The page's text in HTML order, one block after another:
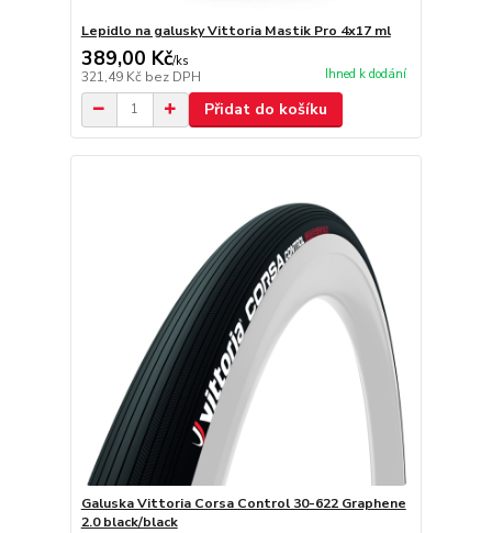
Lepidlo na galusky Vittoria Mastik Pro 4x17 ml
389,00 Kč/ks
321,49 Kč bez DPH Ihned k dodání
Přidat do košíku
Galuska Vittoria Corsa Control 30-622 Graphene
2.0 black/black